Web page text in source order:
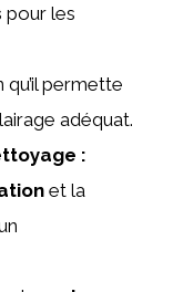
pour les
qu’il permette
adéquat.
:
et la